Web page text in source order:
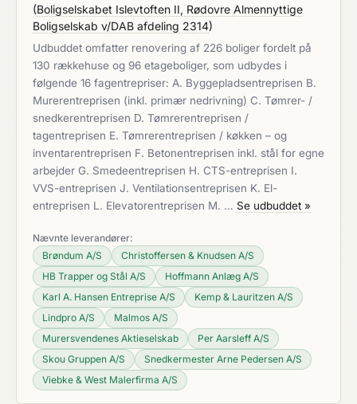
(Boligselskabet Islevtoften II, Rødovre Almennyttige
Boligselskab v/DAB afdeling 2314)
Udbuddet omfatter renovering af 226 boliger fordelt på
130 rækkehuse og 96 etageboliger, som udbydes i
følgende 16 fagentrepriser: A. Byggepladsentreprisen B.
Murerentreprisen (inkl. primær nedrivning) C. Tømrer- /
snedkerentreprisen D. Tømrerentreprisen /
tagentreprisen E. Tømrerentreprisen / køkken – og
inventarentreprisen F. Betonentreprisen inkl. stål for egne
arbejder G. Smedeentreprisen H. CTS-entreprisen I.
VVS-entreprisen J. Ventilationsentreprisen K. El-
entreprisen L. Elevatorentreprisen M. … Se udbuddet »
Nævnte leverandører:
Brøndum A/S
Christoffersen & Knudsen A/S
HB Trapper og Stål A/S
Hoffmann Anlæg A/S
Karl A. Hansen Entreprise A/S
Kemp & Lauritzen A/S
Lindpro A/S
Malmos A/S
Murersvendenes Aktieselskab
Per Aarsleff A/S
Skou Gruppen A/S
Snedkermester Arne Pedersen A/S
Viebke & West Malerfirma A/S